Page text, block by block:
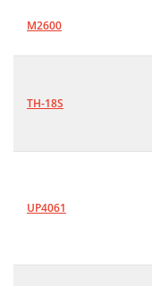
M2600
TH-18S
UP4061